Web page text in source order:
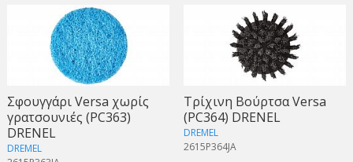
Σφουγγάρι Versa χωρίς
γρατσουνιές (PC363)
DRENEL
DREMEL
Τρίχινη Βούρτσα Versa
(PC364) DRENEL
DREMEL
2615P364JA